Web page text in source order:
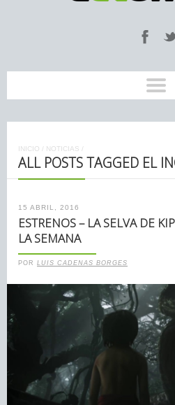
INICIO / NOTICIAS /
ALL POSTS TAGGED EL
15 ABRIL, 2016
ESTRENOS – LA SELVA DE
LA SEMANA
POR LUIS CADENAS BORGES